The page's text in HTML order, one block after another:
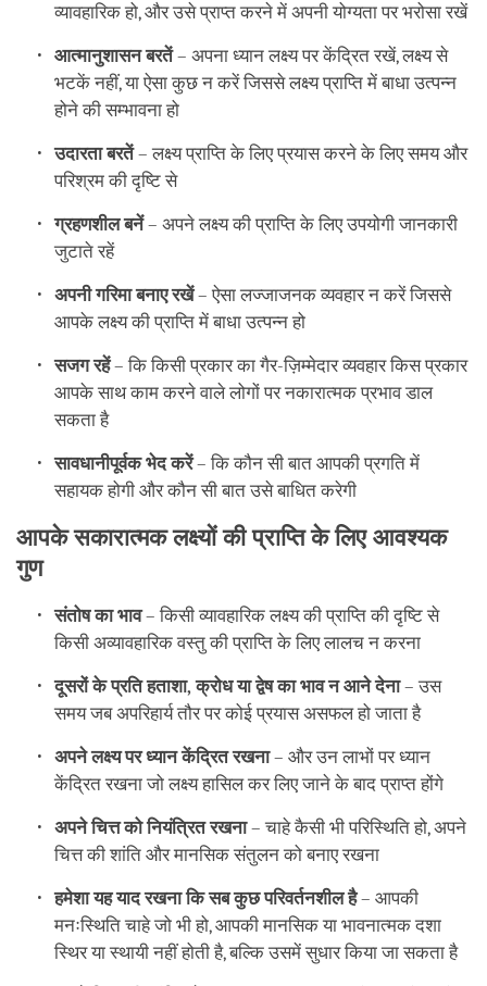
व्यावहारिक हो, और उसे प्राप्त करने में अपनी योग्यता पर भरोसा रखें
आत्मानुशासन बरतें– अपना ध्यान लक्ष्य पर केंद्रित रखें, लक्ष्य से
भटकें नहीं, या ऐसा कुछ न करें जिससे लक्ष्य प्राप्ति में बाधा उत्पन्न
होने की सम्भावना हो
उदारता बरतें– लक्ष्य प्राप्ति के लिए प्रयास करने के लिए समय और
परिश्रम की दृष्टि से
ग्रहणशील बनें– अपने लक्ष्य की प्राप्ति के लिए उपयोगी जानकारी
जुटाते रहें
अपनी गरिमा बनाए रखें– ऐसा लज्जाजनक व्यवहार न करें जिससे
आपके लक्ष्य की प्राप्ति में बाधा उत्पन्न हो
सजग रहें– कि किसी प्रकार का गैर-ज़िम्मेदार व्यवहार किस प्रकार
आपके साथ काम करने वाले लोगों पर नकारात्मक प्रभाव डाल
सकता है
सावधानीपूर्वक भेद करें– कि कौन सी बात आपकी प्रगति में
सहायक होगी और कौन सी बात उसे बाधित करेगी
आपके सकारात्मक लक्ष्यों की प्राप्ति के लिए आवश्यक
गुण
संतोष का भाव– किसी व्यावहारिक लक्ष्य की प्राप्ति की दृष्टि से
किसी अव्यावहारिक वस्तु की प्राप्ति के लिए लालच न करना
दूसरों के प्रति हताशा, क्रोध या द्वेष का भाव न आने देना– उस
समय जब अपरिहार्य तौर पर कोई प्रयास असफल हो जाता है
अपने लक्ष्य पर ध्यान केंद्रित रखना– और उन लाभों पर ध्यान
केंद्रित रखना जो लक्ष्य हासिल कर लिए जाने के बाद प्राप्त होंगे
अपने चित्त को नियंत्रित रखना– चाहे कैसी भी परिस्थिति हो, अपने
चित्त की शांति और मानसिक संतुलन को बनाए रखना
हमेशा यह याद रखना कि सब कुछ परिवर्तनशील है– आपकी
मनःस्थिति चाहे जो भी हो, आपकी मानसिक या भावनात्मक दशा
स्थिर या स्थायी नहीं होती है, बल्कि उसमें सुधार किया जा सकता है